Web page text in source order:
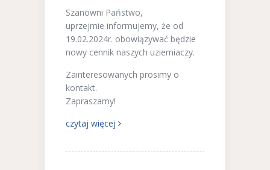
Szanowni Państwo,
uprzejmie informujemy, że od
19.02.2024r. obowiązywać będzie
nowy cennik naszych uziemiaczy.
Zainteresowanych prosimy o
kontakt.
Zapraszamy!
czytaj więcej